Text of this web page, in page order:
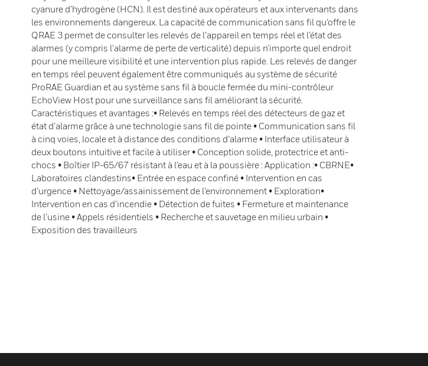
cyanure d’hydrogène (HCN). Il est destiné aux opérateurs et aux intervenants dans
les environnements dangereux. La capacité de communication sans fil qu’offre le
QRAE 3 permet de consulter les relevés de l’appareil en temps réel et l’état des
alarmes (y compris l’alarme de perte de verticalité) depuis n’importe quel endroit
pour une meilleure visibilité et une intervention plus rapide. Les relevés de danger
en temps réel peuvent également être communiqués au système de sécurité
ProRAE Guardian et au système sans fil à boucle fermée du mini-contrôleur
EchoView Host pour une surveillance sans fil améliorant la sécurité.
Caractéristiques et avantages :• Relevés en temps réel des détecteurs de gaz et
état d’alarme grâce à une technologie sans fil de pointe • Communication sans fil
à cinq voies, locale et à distance des conditions d’alarme • Interface utilisateur à
deux boutons intuitive et facile à utiliser • Conception solide, protectrice et anti-
chocs • Boîtier IP-65/67 résistant à l’eau et à la poussière : Application :• CBRNE•
Laboratoires clandestins• Entrée en espace confiné • Intervention en cas
d’urgence • Nettoyage/assainissement de l’environnement • Exploration•
Intervention en cas d’incendie • Détection de fuites • Fermeture et maintenance
de l’usine • Appels résidentiels • Recherche et sauvetage en milieu urbain •
Exposition des travailleurs